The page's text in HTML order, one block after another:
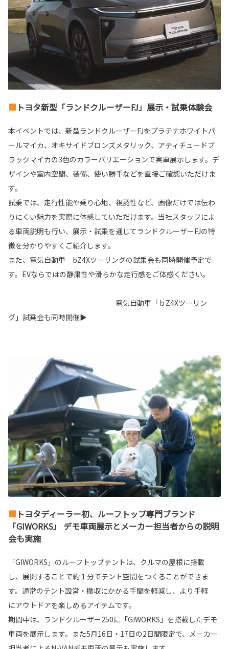
■ トヨタ新型「ランドクルーザーFJ」展示・試乗体験会
本イベントでは、新型ランドクルーザーFJをプラチナホワイトパ
ールマイカ、オキサイドブロンズメタリック、アティチュードブ
ラックマイカの3色のカラーバリエーションで実車展示します。デ
ザインや室内空間、装備、使い勝手などを直接ご確認いただけま
す。
試乗では、走行性能や乗り心地、視認性など、画像だけでは伝わ
りにくい魅力を実際に体感していただけます。 当社スタッフによ
る車両説明も行い、展示・試乗を通じてランドクルーザーFJの特
徴を分かりやすくご紹介します。
また、電気自動車 bZ4Xツーリングの試乗会も同時開催予定で
す。 EVならではの静粛性や滑らかな走行感をご体感ください。
電気自動車「ｂZ4Xツーリン
グ」試乗会も同時開催▶
■ トヨタディーラー初、 ルーフトップ専門ブランド
「GIWORKS」 デモ車両展示とメーカー担当者からの説明
会も実施
「GIWORKS 」のルーフトップテントは、クルマの屋根に搭載
し、 展開することで約１分でテント空間をつくることができま
す。 通常のテント設営・撤収にかかる手間を軽減し、より手軽
にアウトドアを楽しめるアイテムです。
期間中は、ランドクルーザー250に「GIWORKS 」を搭載したデモ
車両を展示します。また5月16日・ 17日の2日間限定で、 メーカー